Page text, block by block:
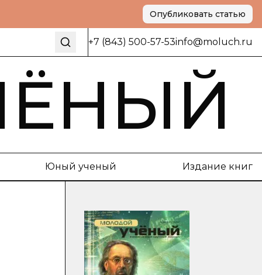
Опубликовать статью
+7 (843) 500-57-53info@moluch.ru
Юный ученый Издание книг